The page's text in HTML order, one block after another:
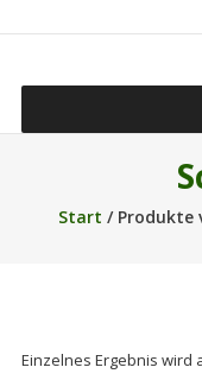
Start / Produkte
Einzelnes Ergebnis wird